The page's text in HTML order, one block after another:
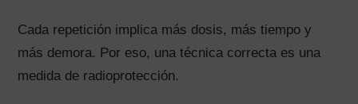
Cada repetición implica más dosis, más tiempo y
más demora. Por eso, una técnica correcta es una
medida de radioprotección.